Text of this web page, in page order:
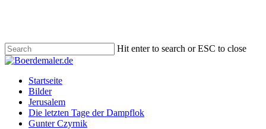
content
Hit enter to search or ESC to close
Close
Menu
Startseite
Bilder
Jerusalem
Die letzten Tage der Dampflok
Gunter Czyrnik